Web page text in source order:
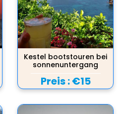
Kestel bootstouren bei
sonnenuntergang
Preis :€15